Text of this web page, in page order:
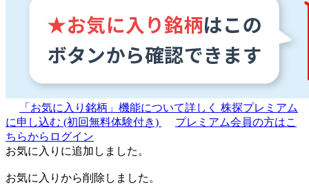
「お気に入り銘柄」機能について詳しく 株探プレミアム
に申し込む (初回無料体験付き)
プレミアム会員の方はこ
ちらからログイン
お気に入りに追加しました。
お気に入りから削除しました。